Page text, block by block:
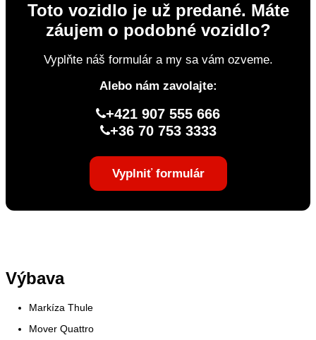
Toto vozidlo je už predané. Máte
záujem o podobné vozidlo?
Vyplňte náš formulár a my sa vám ozveme.
Alebo nám zavolajte:
+421 907 555 666
+36 70 753 3333
Vyplniť formulár
Výbava
Markíza Thule
Mover Quattro